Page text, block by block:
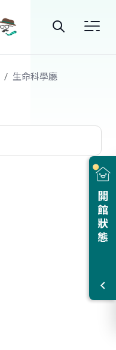
站
開館狀態
生命科學廳